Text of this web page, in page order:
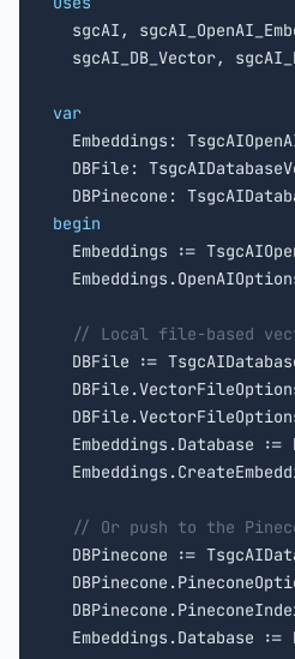
sgcAI,
sgcAI_DB_Vector,
var
Embeddings:
DBFile:
begin
Embeddings :=
// Local file-based
DBFile :=
Embeddings.Database :=
// Or push to the
DBPinecone :=
Embeddings.Database :=